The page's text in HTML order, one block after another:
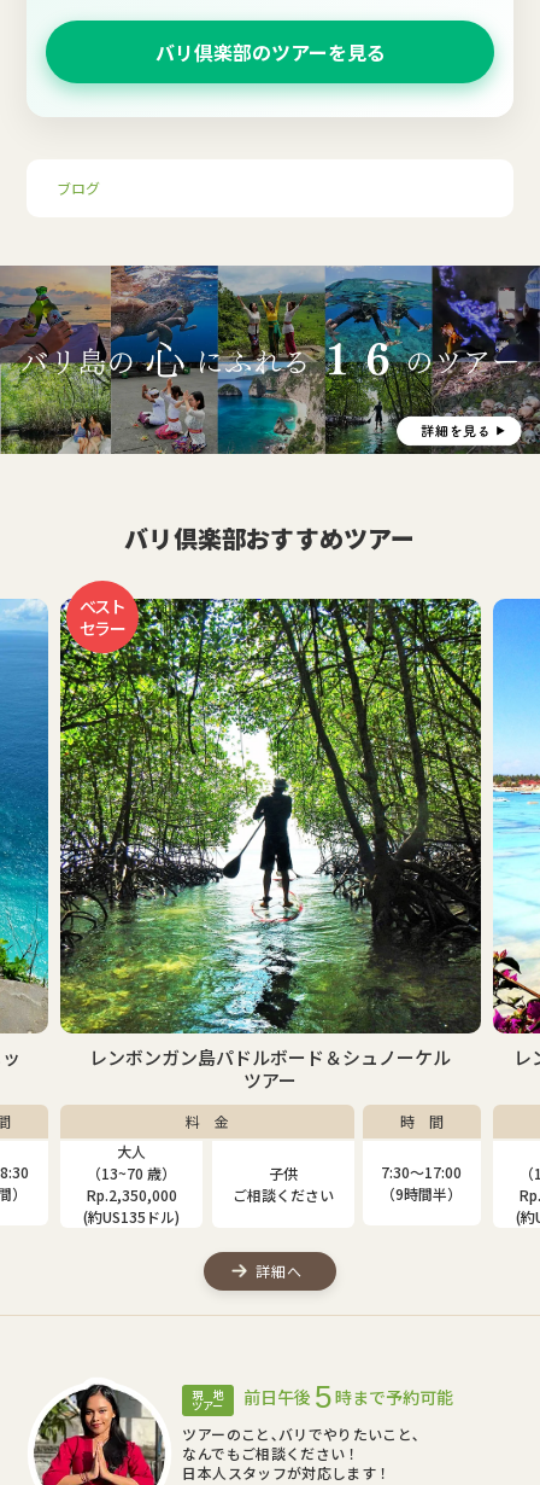
バリ倶楽部のツアーを見る
ブログ
バリ倶楽部おすすめツアー
ベスト
セラー
レンボンガン島パドルボード＆シュノーケル
ツアー
料 金
大人
（13~70 歳）
Rp.2,350,000
(約US135ドル)
子供
ご相談ください
時 間
7:30〜17:00
（9時間半）
詳細へ
レ
（
(約
現 地
ツアー 前日午後 5時まで予約可能
ツアーのこと､バリでやりたいこと､
なんでもご相談ください！
日本人スタッフが対応します！